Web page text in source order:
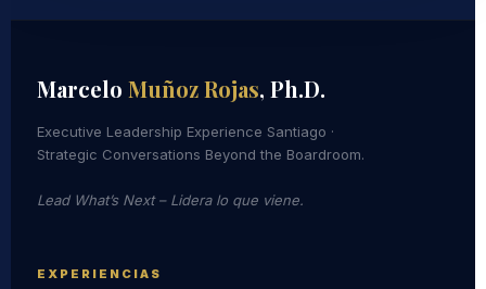
Marcelo Muñoz Rojas, Ph.D.
Executive Leadership Experience Santiago ·
Strategic Conversations Beyond the Boardroom.
Lead What’s Next – Lidera lo que viene.
EXPERIENCIAS